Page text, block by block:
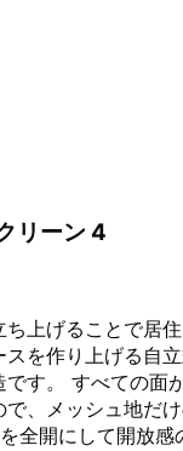
リーン 4
上げることで居
スを作り上げる自
す。 すべての面
、メッシュ地だ
全開にして開放感